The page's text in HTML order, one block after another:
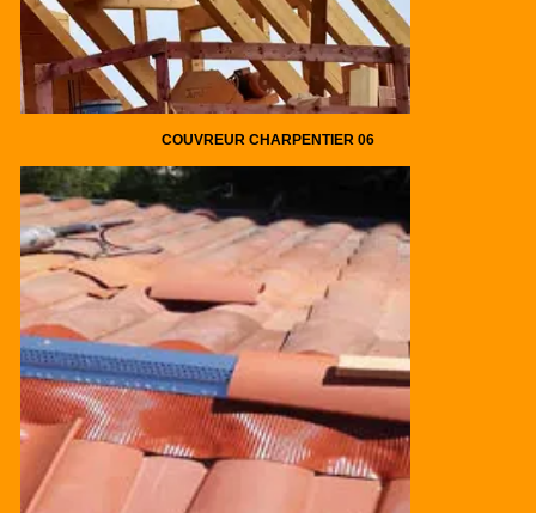
COUVREUR CHARPENTIER 06